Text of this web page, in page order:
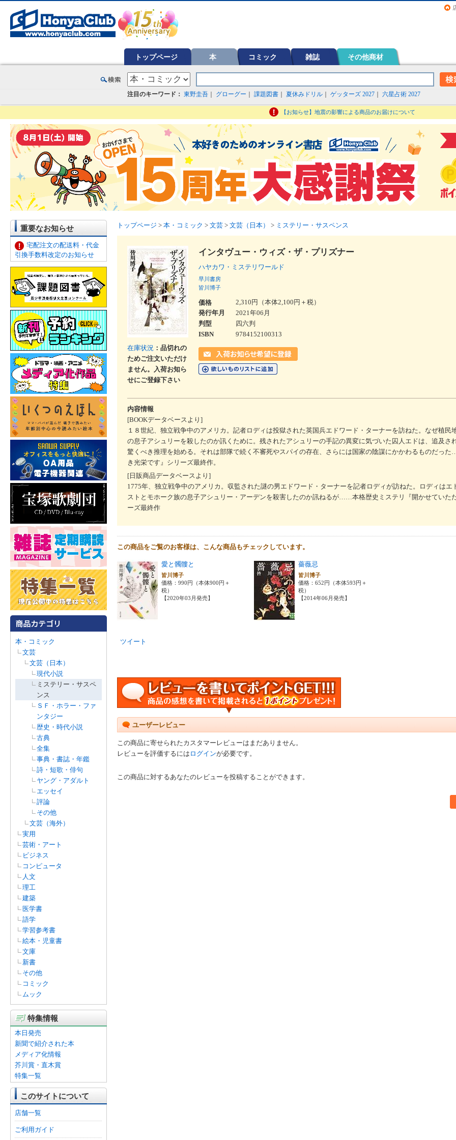
トップページ 本 コミック 雑誌 その他商材
注目のキーワード： 東野圭吾 グローグー 課題図書 夏休みドリル ゲッターズ 2027 六星占術 2027
【お知らせ】地震の影響による商品のお届けについて
重要なお知らせ
宅配注文の配送料・代金
引換手数料改定のお知らせ
本・コミック
文芸
文芸（日本）
現代小説
ミステリー・サスペ
ンス
ＳＦ・ホラー・ファ
ンタジー
歴史・時代小説
古典
全集
事典・書誌・年鑑
詩・短歌・俳句
ヤング・アダルト
エッセイ
評論
その他
文芸（海外）
実用
芸術・アート
ビジネス
コンピュータ
人文
理工
建築
医学書
語学
学習参考書
絵本・児童書
文庫
新書
その他
コミック
ムック
特集情報
本日発売
新聞で紹介された本
メディア化情報
芥川賞・直木賞
特集一覧
このサイトについて
店舗一覧
ご利用ガイド
トップページ > 本・コミック > 文芸 > 文芸（日本） > ミステリー・サスペンス
在庫状況 ：品切れの
ためご注文いただけ
ません。入荷お知ら
せにご登録下さい
インタヴュー・ウィズ・ザ・プリズナー
ハヤカワ・ミステリワールド
早川書房
皆川博子
価格
2,310円（本体2,100円＋税）
発行年月
2021年06月
判型
四六判
ISBN
9784152100313
内容情報
[BOOKデータベースより]
１８世紀、独立戦争中のアメリカ。記者ロディは投獄された英国兵エドワード・ターナーを訪ねた。なぜ植民
の息子アシュリーを殺したのか訊くために。残されたアシュリーの手記の異変に気づいた囚人エドは、追及さ
驚くべき推理を始める。それは部隊で続く不審死やスパイの存在、さらには国家の陰謀にかかわるものだっ
き光栄です』シリーズ最終作。
[日販商品データベースより]
1775年、独立戦争中のアメリカ。収監された謎の男エドワード・ターナーを記者ロディが訪ねた。ロディはエ
ストとモホーク族の息子アシュリー・アーデンを殺害したのか訊ねるが……本格歴史ミステリ『開かせていた
ーズ最終作
この商品をご覧のお客様は、こんな商品もチェックしています。
愛と髑髏と
皆川博子
価格：990円（本体900円＋
税）
【2020年03月発売】
薔薇忌
皆川博子
価格：652円（本体593円＋
税）
【2014年06月発売】
ツイート
ユーザーレビュー
この商品に寄せられたカスタマーレビューはまだありません。
レビューを評価するには ログインが必要です。
この商品に対するあなたのレビューを投稿することができます。